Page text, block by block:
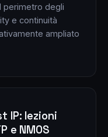
perimetro degli
e continuità
ampliato
IP: lezioni
e NMOS